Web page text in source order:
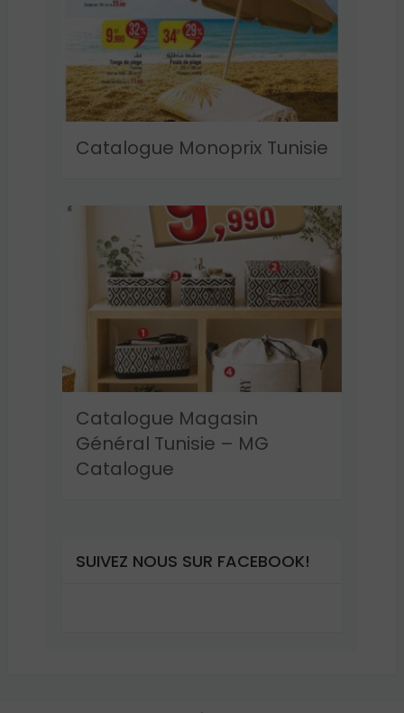
Catalogue Monoprix Tunisie
Catalogue Magasin
Général Tunisie – MG
Catalogue
SUIVEZ NOUS SUR FACEBOOK!